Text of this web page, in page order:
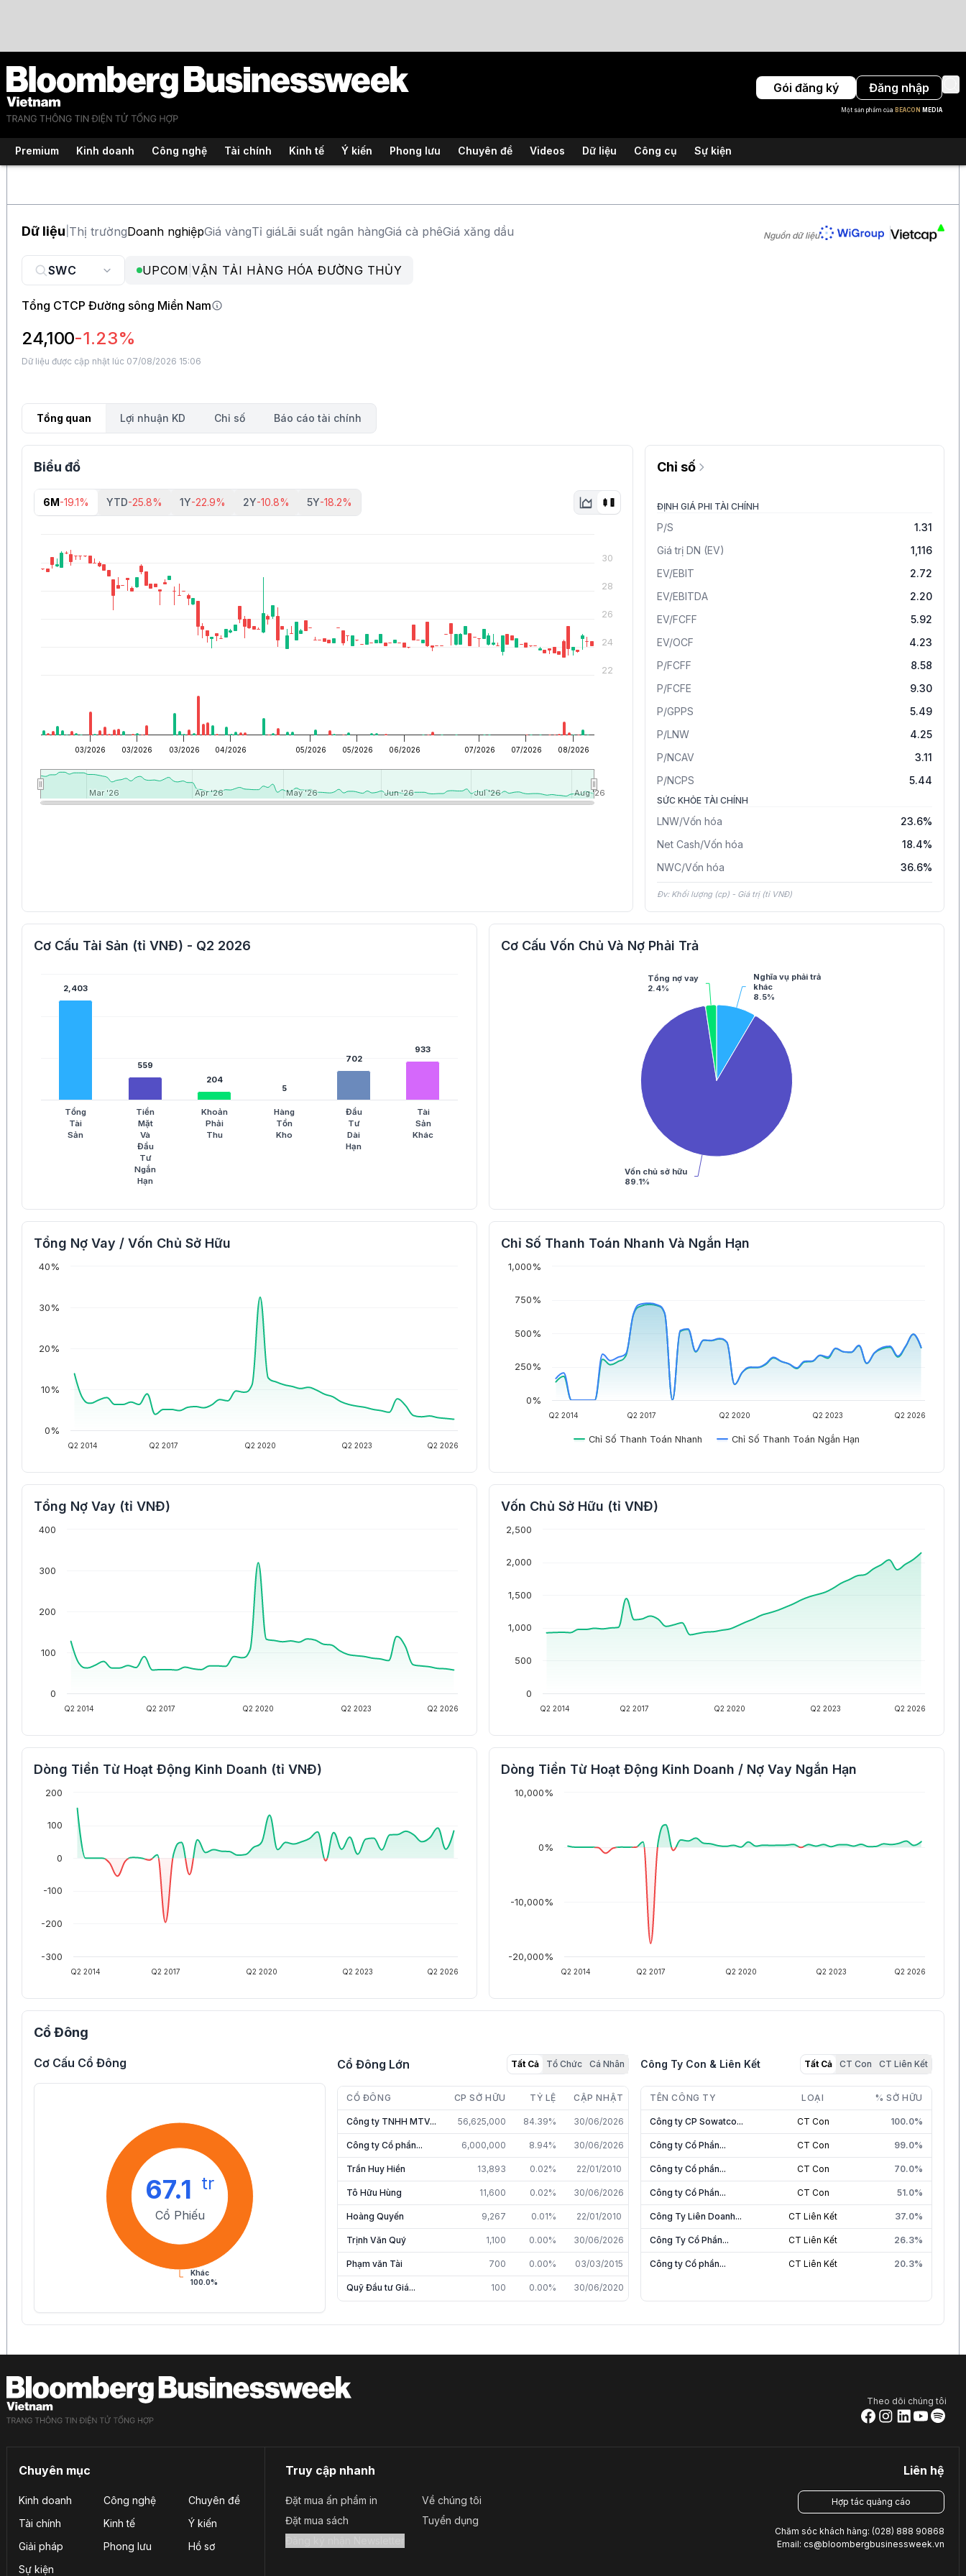
Gói đăng ký Đăng nhập
Một sản phẩm của BEACON MEDIA
Premium Kinh doanh Công nghệ Tài chính Kinh tế Ý kiến Phong lưu Chuyên đề Videos Dữ liệu Công cụ Sự kiện
Dữ liệu Thị trườngDoanh nghiệpGiá vàngTỉ giáLãi suất ngân hàngGiá cà phêGiá xăng dầu Nguồn dữ liệu
UPCOM |VẬN TẢI HÀNG HÓA ĐƯỜNG THỦY
Tổng CTCP Đường sông Miền Nam
24,100-1.23%
Dữ liệu được cập nhật lúc 07/08/2026 15:06
Tổng quan Lợi nhuận KD Chỉ số Báo cáo tài chính
Biểu đồ
6M-19.1% YTD-25.8% 1Y-22.9% 2Y-10.8% 5Y-18.2%
03/2026 03/2026 03/2026 04/2026 05/2026 05/2026 06/2026 07/2026 07/2026 08/2026
Mar '26
Mar '26 Apr '26
Apr '26 May '26
May '26 Jun '26
Jun '26 Jul '26
Jul '26 Aug '26
Aug '26
22
24
26
28
30
Chỉ số
ĐỊNH GIÁ PHI TÀI CHÍNH
P/S
1.31
Giá trị DN (EV)
1,116
EV/EBIT
2.72
EV/EBITDA
2.20
EV/FCFF
5.92
EV/OCF
4.23
P/FCFF
8.58
P/FCFE
9.30
P/GPPS
5.49
P/LNW
4.25
P/NCAV
3.11
P/NCPS
5.44
SỨC KHỎE TÀI CHÍNH
LNW/Vốn hóa
23.6%
Net Cash/Vốn hóa
18.4%
NWC/Vốn hóa
36.6%
Đv: Khối lượng (cp) - Giá trị (tỉ VNĐ)
Cơ Cấu Tài Sản (tỉ VNĐ) - Q2 2026
2,403
2,403
559
559
204
204
5
5
702
702
933
933
Tổng
Tài
Sản
Tiền
Mặt
Và
Đầu
Tư
Ngắn
Hạn
Khoản
Phải
Thu
Hàng
Tồn
Kho
Đầu
Tư
Dài
Hạn
Tài
Sản
Khác
Cơ Cấu Vốn Chủ Và Nợ Phải Trả
Nghĩa vụ phải trả
khác
8.5%
Vốn chủ sở hữu
89.1%
Tổng nợ vay
2.4%
Tổng Nợ Vay / Vốn Chủ Sở Hữu
Q2 2014 Q2 2017 Q2 2020 Q2 2023 Q2 2026
0%
10%
20%
30%
40%
Chỉ Số Thanh Toán Nhanh Và Ngắn Hạn
Chỉ Số Thanh Toán Nhanh Chỉ Số Thanh Toán Ngắn Hạn
Q2 2014 Q2 2017 Q2 2020 Q2 2023 Q2 2026
0%
250%
500%
750%
1,000%
Tổng Nợ Vay (tỉ VNĐ)
Q2 2014 Q2 2017 Q2 2020 Q2 2023 Q2 2026
0
100
200
300
400
Vốn Chủ Sở Hữu (tỉ VNĐ)
Q2 2014 Q2 2017 Q2 2020 Q2 2023 Q2 2026
0
500
1,000
1,500
2,000
2,500
Dòng Tiền Từ Hoạt Động Kinh Doanh (tỉ VNĐ)
Q2 2014 Q2 2017 Q2 2020 Q2 2023 Q2 2026
-300
-200
-100
0
100
200
Dòng Tiền Từ Hoạt Động Kinh Doanh / Nợ Vay Ngắn Hạn
Q2 2014 Q2 2017 Q2 2020 Q2 2023 Q2 2026
-20,000%
-10,000%
0%
10,000%
Cổ Đông
Cơ Cấu Cổ Đông
Khác
100.0%
67.1 tr
Cổ Phiếu
Cổ Đông Lớn Tất Cả Tổ Chức Cá Nhân
CỔ ĐÔNG CP SỞ HỮU TỶ LỆ CẬP NHẬT
Công ty TNHH MTV... 56,625,000 84.39% 30/06/2026
Công ty Cổ phần... 6,000,000 8.94% 30/06/2026
Trần Huy Hiền 13,893 0.02% 22/01/2010
Tô Hữu Hùng 11,600 0.02% 30/06/2026
Hoàng Quyến 9,267 0.01% 22/01/2010
Trịnh Văn Quý 1,100 0.00% 30/06/2026
Phạm văn Tài 700 0.00% 03/03/2015
Quỹ Đầu tư Giá... 100 0.00% 30/06/2020
Công Ty Con & Liên Kết Tất Cả CT Con CT Liên Kết
TÊN CÔNG TY LOẠI % SỞ HỮU
Công ty CP Sowatco... CT Con 100.0%
Công ty Cổ Phần... CT Con 99.0%
Công ty Cổ phần... CT Con 70.0%
Công ty Cổ Phần... CT Con 51.0%
Công Ty Liên Doanh... CT Liên Kết 37.0%
Công Ty Cổ Phần... CT Liên Kết 26.3%
Công ty Cổ phần... CT Liên Kết 20.3%
Theo dõi chúng tôi
Chuyên mục
Kinh doanh Công nghệ
Chuyên đề
Tài chính
Kinh tế
Ý kiến
Giải pháp
Phong lưu
Hồ sơ
Sự kiện
Truy cập nhanh
Đặt mua ấn phẩm in
Đặt mua sách
Về chúng tôi
Tuyển dụng
Liên hệ
Hợp tác quảng cáo
Chăm sóc khách hàng: (028) 888 90868
Email: cs@bloombergbusinessweek.vn